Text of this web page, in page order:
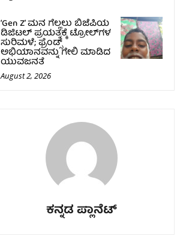
‘Gen Z’ ಮನ ಗೆಲ್ಲಲು ಬಿಜೆಪಿಯ
ಡಿಜಿಟಲ್ ಪ್ರಯತ್ನಕ್ಕೆ ಟ್ರೋಲ್‌ಗಳ
ಸುರಿಮಳೆ; ಫ್ರೆಂಡ್ಸ್
ಅಭಿಯಾನವನ್ನು ಗೇಲಿ ಮಾಡಿದ
ಯುವಜನತೆ
August 2, 2026
ಕನ್ನಡ ಪ್ಲಾನೆಟ್